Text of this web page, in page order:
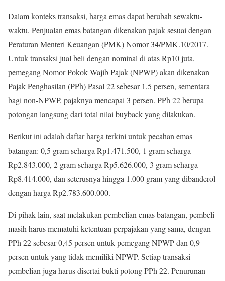
Dalam konteks transaksi, harga emas dapat berubah sewaktu-
waktu. Penjualan emas batangan dikenakan pajak sesuai dengan
Peraturan Menteri Keuangan (PMK) Nomor 34/PMK.10/2017.
Untuk transaksi jual beli dengan nominal di atas Rp10 juta,
pemegang Nomor Pokok Wajib Pajak (NPWP) akan dikenakan
Pajak Penghasilan (PPh) Pasal 22 sebesar 1,5 persen, sementara
bagi non-NPWP, pajaknya mencapai 3 persen. PPh 22 berupa
potongan langsung dari total nilai buyback yang dilakukan.
Berikut ini adalah daftar harga terkini untuk pecahan emas
batangan: 0,5 gram seharga Rp1.471.500, 1 gram seharga
Rp2.843.000, 2 gram seharga Rp5.626.000, 3 gram seharga
Rp8.414.000, dan seterusnya hingga 1.000 gram yang dibanderol
dengan harga Rp2.783.600.000.
Di pihak lain, saat melakukan pembelian emas batangan, pembeli
masih harus mematuhi ketentuan perpajakan yang sama, dengan
PPh 22 sebesar 0,45 persen untuk pemegang NPWP dan 0,9
persen untuk yang tidak memiliki NPWP. Setiap transaksi
pembelian juga harus disertai bukti potong PPh 22. Penurunan